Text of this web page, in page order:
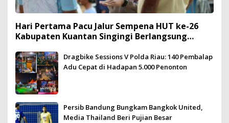
Hari Pertama Pacu Jalur Sempena HUT ke-26
Kabupaten Kuantan Singingi Berlangsung
Dragbike Sessions V Polda Riau: 140 Pembalap
Adu Cepat di Hadapan 5.000 Penonton
Persib Bandung Bungkam Bangkok United,
Media Thailand Beri Pujian Besar